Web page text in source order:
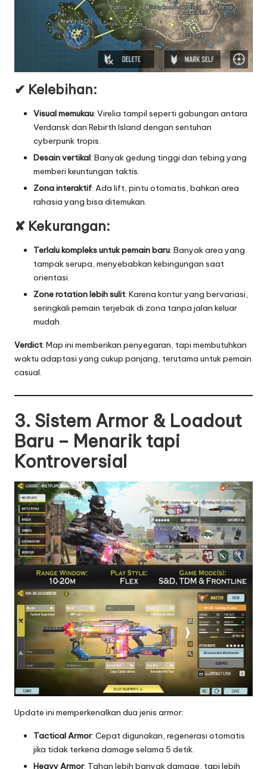
✔ Kelebihan:
Visual memukau: Virelia tampil seperti gabungan antara
Verdansk dan Rebirth Island dengan sentuhan
cyberpunk tropis.
Desain vertikal: Banyak gedung tinggi dan tebing yang
memberi keuntungan taktis.
Zona interaktif: Ada lift, pintu otomatis, bahkan area
rahasia yang bisa ditemukan.
✘ Kekurangan:
Terlalu kompleks untuk pemain baru: Banyak area yang
tampak serupa, menyebabkan kebingungan saat
orientasi.
Zone rotation lebih sulit: Karena kontur yang bervariasi,
seringkali pemain terjebak di zona tanpa jalan keluar
mudah.
Verdict: Map ini memberikan penyegaran, tapi membutuhkan
waktu adaptasi yang cukup panjang, terutama untuk pemain
casual.
3. Sistem Armor & Loadout
Baru – Menarik tapi
Kontroversial
Update ini memperkenalkan dua jenis armor:
Tactical Armor: Cepat digunakan, regenerasi otomatis
jika tidak terkena damage selama 5 detik.
Heavy Armor: Tahan lebih banyak damage, tapi lebih